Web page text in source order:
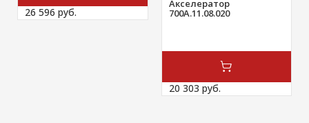
26 596 руб.
Акселератор
700А.11.08.020
20 303 руб.